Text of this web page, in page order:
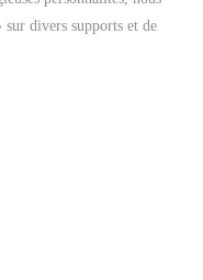
divers supports et de